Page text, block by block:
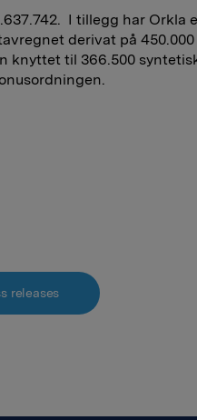
I tillegg har Orkla
derivat på 450.000
knyttet til 366.500
releases